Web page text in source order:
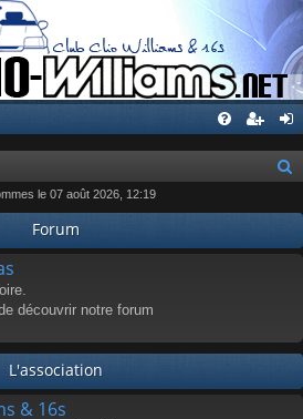
h
c
le 07 août 2026, 12:19
Forum
découvrir notre forum
L'association
& 16s